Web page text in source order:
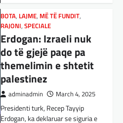
BOTA, LAJME, MË TË FUNDIT,
RAJONI,SPECIALE
Erdogan: Izraeli nuk
do të gjejë paqe pa
themelimin e shtetit
palestinez
adminadmin March 4, 2025
Presidenti turk, Recep Tayyip
Erdogan, ka deklaruar se siguria e
BOTA,KULTURË,LAJME,MISTER,
RAJONI,SPECIALE,TECH
Varësia nga ChatGPT
është në rritje:
Kujdes! Këto janë
pasojat e mundshme
adminadmin
Sipas studiuesve, përdoruesit që
përdorin shpesh ChatGPT për
biseda jopersonale, duke